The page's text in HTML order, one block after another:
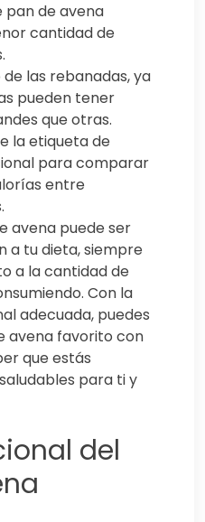
pan de avena
cantidad de
las rebanadas, ya
pueden tener
que otras.
la etiqueta de
para comparar
entre
avena puede ser
a tu dieta, siempre
a la cantidad de
Con la
adecuada, puedes
avena favorito con
que estás
para ti y
del